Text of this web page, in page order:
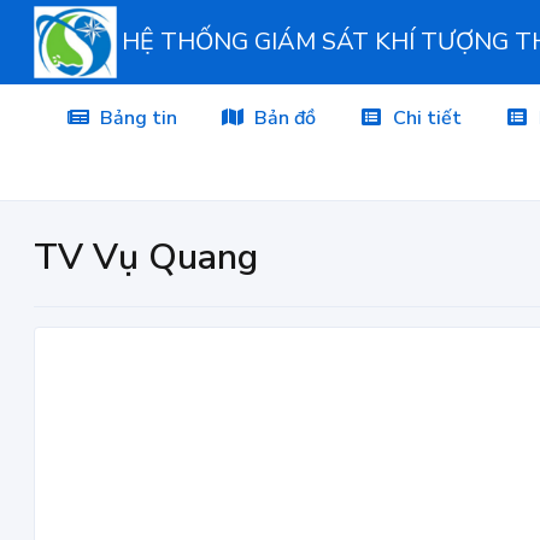
HỆ THỐNG GIÁM SÁT KHÍ TƯỢNG
Bảng tin Bản đồ Chi tiết
TV Vụ Quang